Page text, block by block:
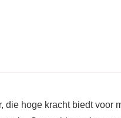
hoge kracht biedt voor